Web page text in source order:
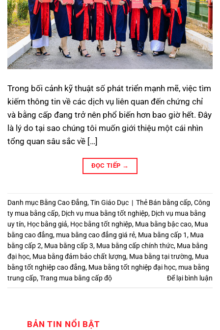
Trong bối cảnh kỹ thuật số phát triển mạnh mẽ, việc tìm
kiếm thông tin về các dịch vụ liên quan đến chứng chỉ
và bằng cấp đang trở nên phổ biến hơn bao giờ hết. Đây
là lý do tại sao chúng tôi muốn giới thiệu một cái nhìn
tổng quan sâu sắc về […]
ĐỌC TIẾP →
Danh mục Bằng Cao Đẳng,Tin Giáo Dục | Thẻ Bán bằng cấp,Công
ty mua bằng cấp, Dịch vụ mua bằng tốt nghiệp, Dịch vụ mua bằng
uy tín, Học bằng giả, Học bằng tốt nghiệp, Mua bằng bậc cao, Mua
bằng cao đẳng, mua bằng cao đẳng giá rẻ, Mua bằng cấp 1, Mua
bằng cấp 2, Mua bằng cấp 3, Mua bằng cấp chính thức, Mua bằng
đại học, Mua bằng đảm bảo chất lượng, Mua bằng tại trường, Mua
bằng tốt nghiệp cao đẳng, Mua bằng tốt nghiệp đại học, mua bằng
trung cấp,Trang mua bằng cấp độ Để lại bình luận
BẢN TIN NỔI BẬT